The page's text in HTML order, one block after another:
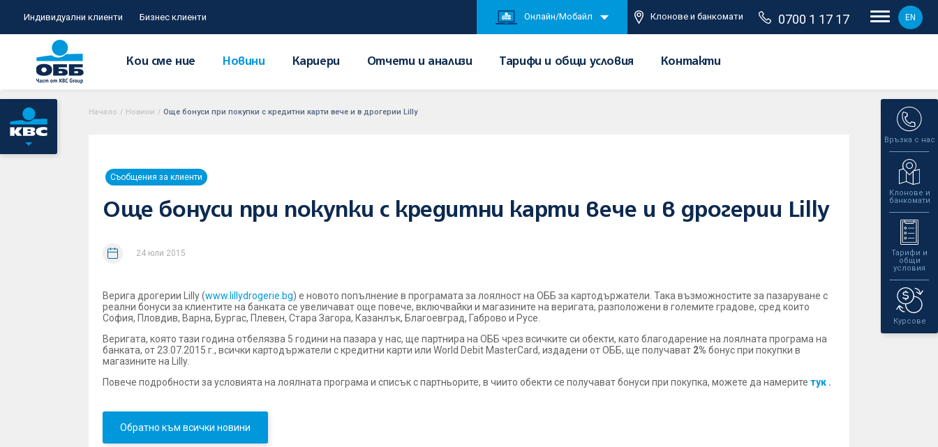
Индивидуални клиенти Бизнес клиенти Онлайн/Мобайл Клонове и банкомати 0700 1 17 17 EN
Кои сме ние Новини Кариери Отчети и анализи Тарифи и общи условия Контакти
Връзка с нас
Клонове и
банкомати
Тарифи и
общи
условия
Курсове
Начало / Новини / Още бонуси при покупки с кредитни карти вече и в дрогерии Lilly
Съобщения за клиенти
Още бонуси при покупки с кредитни карти вече и в дрогерии Lilly
24 юли 2015
Верига дрогерии Lilly (www.lillydrogerie.bg) е новото попълнение в програмата за лоялност на ОББ за картодържатели. Така възможностите за пазаруване с
реални бонуси за клиентите на банката се увеличават още повече, включвайки и магазините на веригата, разположени в големите градове, сред които
София, Пловдив, Варна, Бургас, Плевен, Стара Загора, Казанлък, Благоевград, Габрово и Русе.
Веригата, която тази година отбелязва 5 години на пазара у нас, ще партнира на ОББ чрез всичките си обекти, като благодарение на лоялната програма на
банката, от 23.07.2015 г., всички картодържатели с кредитни карти или World Debit MasterCard, издадени от ОББ, ще получават 2% бонус при покупки в
магазините на Lilly.
Повече подробности за условията на лоялната програма и списък с партньорите, в чиито обекти се получават бонуси при покупка, можете да намерите тук .
Обратно към всички новини